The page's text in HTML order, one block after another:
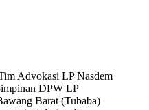
Advokasi LP Nasdem
DPW LP
Barat (Tubaba)